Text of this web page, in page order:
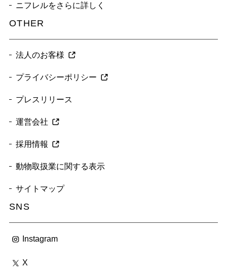
ニフレルをさらに詳しく
OTHER
法人のお客様
プライバシーポリシー
プレスリリース
運営会社
採用情報
動物取扱業に関する表示
サイトマップ
SNS
Instagram
X